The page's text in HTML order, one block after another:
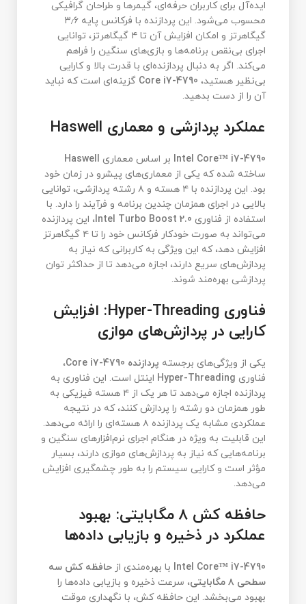
ایده‌آل برای کاربران حرفه‌ای، گیمرها و طراحان گرافیکی
محسوب می‌شود. این پردازنده با فرکانس پایه ۳٫۶
گیگاهرتز و امکان افزایش آن تا ۴ گیگاهرتز، توانایی
اجرای بی‌نقص برنامه‌ها و بازی‌های سنگین را فراهم
می‌کند. اگر به دنبال پردازنده‌ای با قدرت بالا و کارایی
بی‌نظیر هستید، Core i7-4790 گزینه‌ای است که نباید
آن را از دست بدهید.
عملکرد پردازشی و معماری Haswell
Intel Core™ i7-4790 بر اساس معماری Haswell
ساخته شده که یکی از معماری‌های پیشرو در زمان خود
بود. این پردازنده با ۴ هسته و ۸ رشته پردازشی، توانایی
بالایی در اجرای همزمان چندین برنامه و فرآیند را دارد. با
استفاده از فناوری Intel Turbo Boost 2.0، این پردازنده
می‌تواند به صورت خودکار فرکانس خود را تا ۴ گیگاهرتز
افزایش دهد، که این ویژگی به کاربرانی که نیاز به
پردازش‌های سریع دارند، اجازه می‌دهد تا از حداکثر توان
پردازشی بهره‌مند شوند.
فناوری Hyper-Threading: افزایش
کارایی در پردازش‌های موازی
یکی از ویژگی‌های برجسته پردازنده Core i7-4790
،
فناوری Hyper-Threading اینتل است. این فناوری به
پردازنده اجازه می‌دهد تا هر یک از ۴ هسته فیزیکی به
طور همزمان دو رشته را پردازش کنند، که در نتیجه
عملکردی مشابه یک پردازنده ۸ هسته‌ای را ارائه می‌دهد.
این قابلیت به ویژه در هنگام اجرای نرم‌افزارهای سنگین و
برنامه‌هایی که نیاز به پردازش‌های موازی دارند، بسیار
مؤثر است و کارایی سیستم را به طور چشمگیری افزایش
می‌دهد.
حافظه کش ۸ مگابایتی: بهبود
عملکرد در ذخیره و بازیابی داده‌ها
Intel Core™ i7-4790 با بهره‌مندی از حافظه کش سه
سطحی ۸ مگابایتی
، سرعت ذخیره و بازیابی داده‌ها را
بهبود می‌بخشد. این حافظه کش، با نگهداری موقت